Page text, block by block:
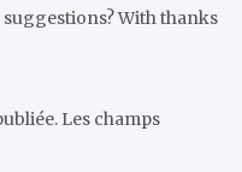
With thanks
Les champs